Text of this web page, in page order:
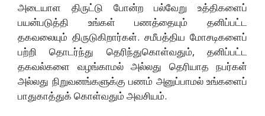
அடையாள திருட்டு போன்ற பல்வேறு உத்திகளைப்
பயன்படுத்தி உங்கள் பணத்தையும் தனிப்பட்ட
தகவலையும் திருடுகிறார்கள். சமீபத்திய மோசடிகளைப்
பற்றி தொடர்ந்து தெரிந்துகொள்வதும், தனிப்பட்ட
தகவல்களை வழங்காமல் அல்லது தெரியாத நபர்கள்
அல்லது நிறுவனங்களுக்கு பணம் அனுப்பாமல் உங்களைப்
பாதுகாத்துக் கொள்வதும் அவசியம்.